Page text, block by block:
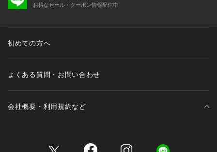
お得なセール・クーポン情報配信中
初めての方へ
よくある質問・お問い合わせ
会社概要・利用規約など